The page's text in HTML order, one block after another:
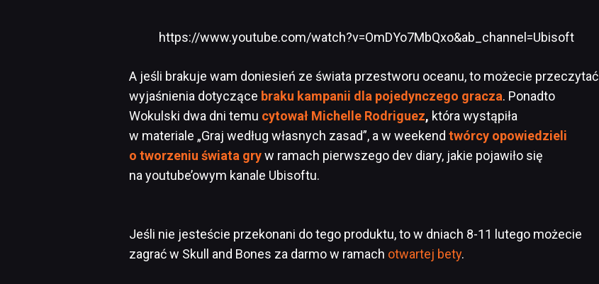
https://www.youtube.com/watch?v=OmDYo7MbQxo&ab_channel=Ubisoft
A jeśli brakuje wam doniesień ze świata przestworu oceanu, to możecie przeczytać
wyjaśnienia dotyczące braku kampanii dla pojedynczego gracza. Ponadto
Wokulski dwa dni temu cytował Michelle Rodriguez, która wystąpiła
w materiale „Graj według własnych zasad”, a w weekend twórcy opowiedzieli
o tworzeniu świata gryw ramach pierwszego dev diary, jakie pojawiło się
na youtube’owym kanale Ubisoftu.
Jeśli nie jesteście przekonani do tego produktu, to w dniach 8-11 lutego możecie
zagrać w Skull and Bones za darmo w ramach otwartej bety.